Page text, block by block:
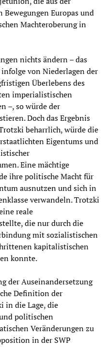
Europas und
Machteroberung in
nichts ändern – das
von Niederlagen der
Überlebens des
imperialistischen
–, so würde der
Doch das Ergebnis
beharrlich, würde die
Eigentums und
Eine mächtige
ihre politische Macht für
ausnutzen und sich in
verwandeln. Trotzki
reale
die nur durch die
mit sozialistischen
kapitalistischen
konnte.
der Auseinandersetzung
Definition der
in die Lage, die
politischen
Veränderungen zu
in der SWP